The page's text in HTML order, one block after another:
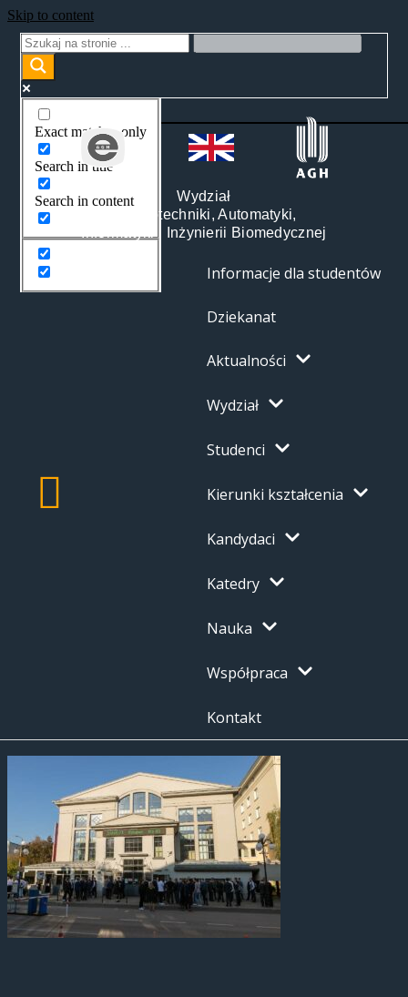
Skip to content
Exact matches only
Search in title
Search in content
Wydział
Elektrotechniki, Automatyki,
Informatyki i Inżynierii Biomedycznej
Informacje dla studentów
Dziekanat
Aktualności
Wydział
Studenci
Kierunki kształcenia
Kandydaci
Katedry
Nauka
Współpraca
Kontakt